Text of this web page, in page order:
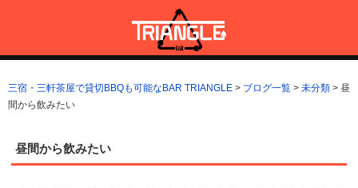
ン
へ
ス
三宿・三軒茶屋で貸切BBQも可能なBAR TRIANGLE
三宿・三軒茶屋A5ランクの貸切BBQも可能なBAR TRIANGLE(バー・
トライアングル)
三宿・三軒茶屋で貸切BBQも可能なBAR TRIANGLE > ブログ一覧 > 未分類 > 昼
間から飲みたい
昼間から飲みたい